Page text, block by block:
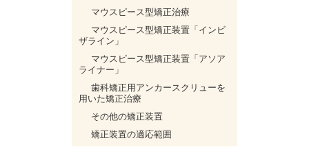
マウスピース型矯正治療
マウスピース型矯正装置「インビ
ザライン」
マウスピース型矯正装置「アソア
ライナー」
歯科矯正用アンカースクリューを
用いた矯正治療
その他の矯正装置
矯正装置の適応範囲